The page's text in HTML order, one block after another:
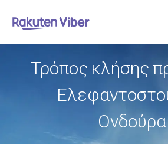
Τρόπος κλήσης
Ονδούρα